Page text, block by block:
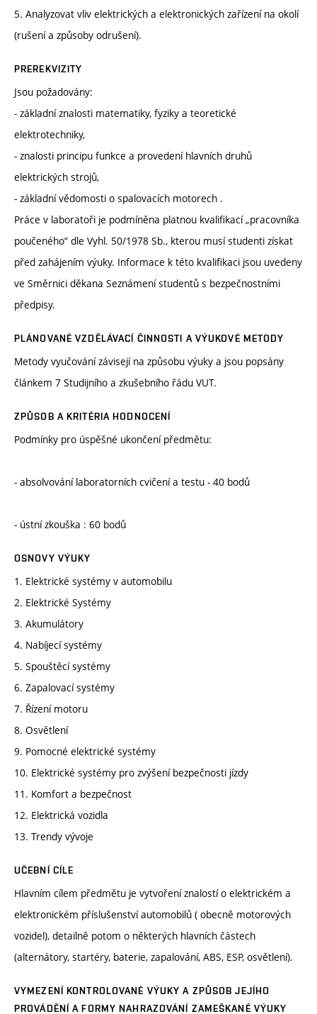
5. Analyzovat vliv elektrických a elektronických zařízení na okolí
(rušení a způsoby odrušení).
PREREKVIZITY
Jsou požadovány:
- základní znalosti matematiky, fyziky a teoretické
elektrotechniky,
- znalosti principu funkce a provedení hlavních druhů
elektrických strojů,
- základní vědomosti o spalovacích motorech .
Práce v laboratoři je podmíněna platnou kvalifikací „pracovníka
poučeného“ dle Vyhl. 50/1978 Sb., kterou musí studenti získat
před zahájením výuky. Informace k této kvalifikaci jsou uvedeny
ve Směrnici děkana Seznámení studentů s bezpečnostními
předpisy.
PLÁNOVANÉ VZDĚLÁVACÍ ČINNOSTI A VÝUKOVÉ METODY
Metody vyučování závisejí na způsobu výuky a jsou popsány
článkem 7 Studijního a zkušebního řádu VUT.
ZPŮSOB A KRITÉRIA HODNOCENÍ
Podmínky pro úspěšné ukončení předmětu:
- absolvování laboratorních cvičení a testu - 40 bodů
- ústní zkouška : 60 bodů
OSNOVY VÝUKY
1. Elektrické systémy v automobilu
2. Elektrické Systémy
3. Akumulátory
4. Nabíjecí systémy
5. Spouštěcí systémy
6. Zapalovací systémy
7. Řízení motoru
8. Osvětlení
9. Pomocné elektrické systémy
10. Elektrické systémy pro zvýšení bezpečnosti jízdy
11. Komfort a bezpečnost
12. Elektrická vozidla
13. Trendy vývoje
UČEBNÍ CÍLE
Hlavním cílem předmětu je vytvoření znalostí o elektrickém a
elektronickém příslušenství automobilů ( obecně motorových
vozidel), detailně potom o některých hlavních částech
(alternátory, startéry, baterie, zapalování, ABS, ESP, osvětlení).
VYMEZENÍ KONTROLOVANÉ VÝUKY A ZPŮSOB JEJÍHO
PROVÁDĚNÍ A FORMY NAHRAZOVÁNÍ ZAMEŠKANÉ VÝUKY